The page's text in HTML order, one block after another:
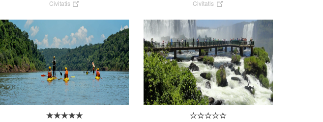
Civitatis Civitatis